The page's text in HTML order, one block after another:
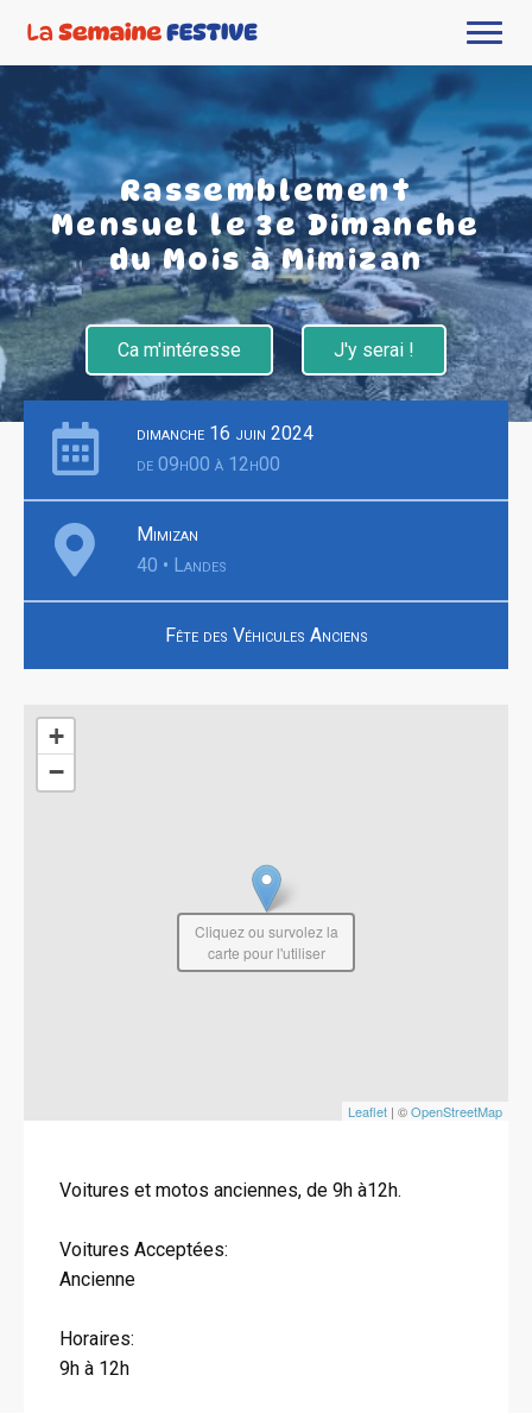
Rassemblement
Mensuel le 3e Dimanche
du Mois à Mimizan
Ca m'intéresse J'y serai !
dimanche 16 juin 2024
de 09h00 à 12h00
Mimizan
40 • Landes
Fête des Véhicules Anciens
+
−
Leaflet | ©OpenStreetMap
Cliquez ou survolez la
carte pour l'utiliser
Voitures et motos anciennes, de 9h à12h.
Voitures Acceptées:
Ancienne
Horaires:
9h à 12h